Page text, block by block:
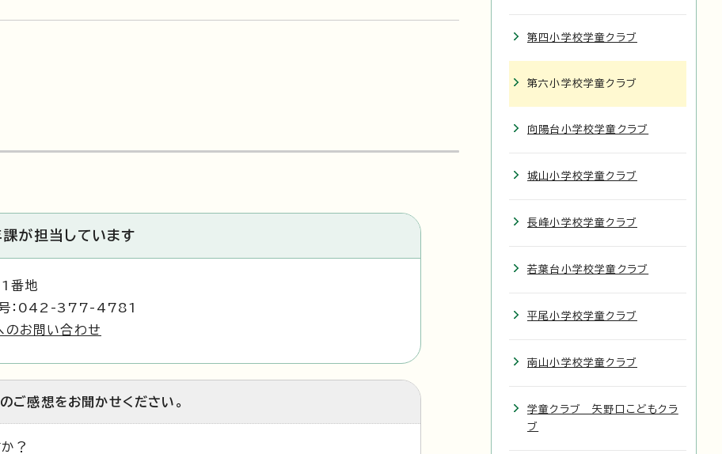
が担当しています
番地
：042-377-4781
お問い合わせ
ご感想をお聞かせください。
？
第四小学校学童クラブ
第六小学校学童クラブ
向陽台小学校学童クラブ
城山小学校学童クラブ
長峰小学校学童クラブ
若葉台小学校学童クラブ
平尾小学校学童クラブ
南山小学校学童クラブ
学童クラブ 矢野口こどもクラ
ブ